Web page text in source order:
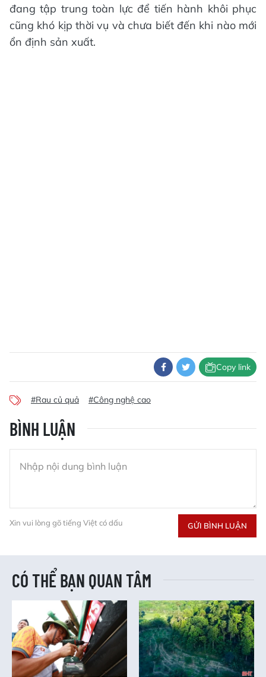
đang tập trung toàn lực để tiến hành khôi phục
cũng khó kịp thời vụ và chưa biết đến khi nào mới
ổn định sản xuất.
Copy link
#Rau củ quả #Công nghệ cao
BÌNH LUẬN
Xin vui lòng gõ tiếng Việt có dấu GỬI BÌNH LUẬN
CÓ THỂ BẠN QUAN TÂM